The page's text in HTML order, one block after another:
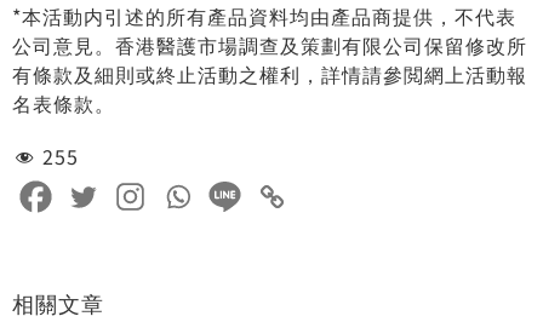
*本活動内引述的所有產品資料均由產品商提供，不代表
公司意見。香港醫護市場調查及策劃有限公司保留修改所
有條款及細則或終止活動之權利，詳情請參閲網上活動報
名表條款。
255
相關文章